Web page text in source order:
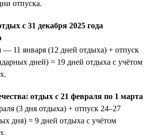
отпуска.
с 31 декабря 2025 года
11 января (12 дней отдыха) + отпуск
дней) = 19 дней отдыха с учётом
отдых с 21 февраля по 1 марта
(3 дня отдыха) + отпуск 24–27
дня) = 9 дней отдыха с учётом